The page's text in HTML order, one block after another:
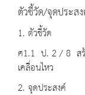
ตัวชี้วัด/จุดประส
1. ตัวชี้วัด
ศ1.1 ป. 2 / 8 สร้
เคลื่อนไหว
2. จุดประสงค์